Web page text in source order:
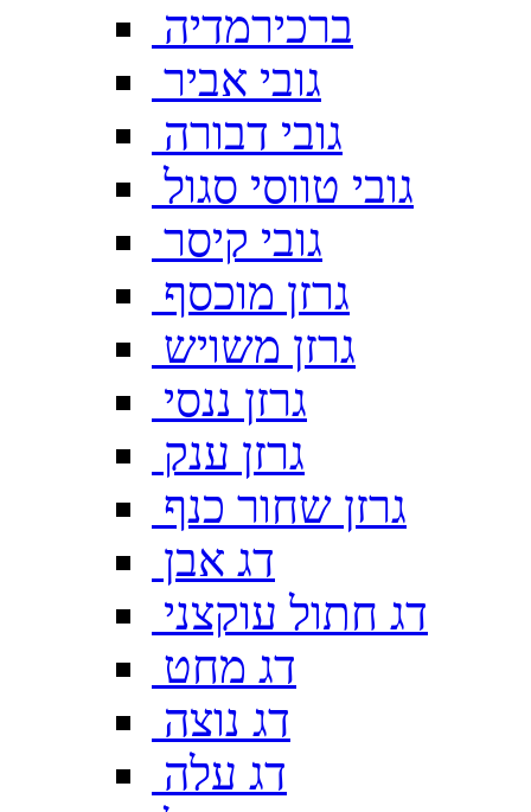
ברכירמדיה
גובי אביר
גובי דבורה
גובי טווסי סגול
גובי קיסר
גרזן מוכסף
גרזן משויש
גרזן ננסי
גרזן ענק
גרזן שחור כנף
דג אבן
דג חתול עוקצני
דג מחט
דג נוצה
דג עלה